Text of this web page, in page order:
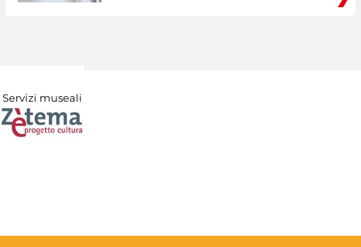
Servizi museali